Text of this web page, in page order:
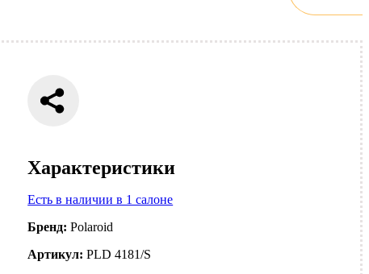
Характеристики
Есть в наличии в 1 салоне
Бренд:Polaroid
Артикул: PLD 4181/S